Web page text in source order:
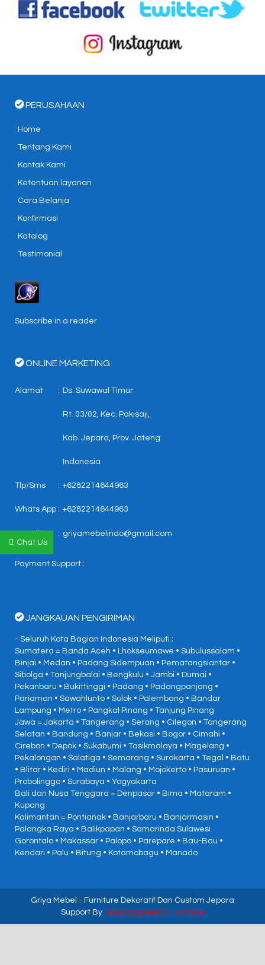
PERUSAHAAN
Home
Tentang Kami
Kontak Kami
Ketentuan layanan
Cara Belanja
Konfirmasi
Katalog
Testimonial
Subscribe in a reader
ONLINE MARKETING
Alamat : Ds. Suwawal Timur
Rt. 03/02, Kec. Pakisaji,
Kab. Jepara, Prov. Jateng
Indonesia
Tlp/Sms : +6282214644963
Whats App : +6282214644963
: griyamebelindo@gmail.com
Payment Support :
JANGKAUAN PENGIRIMAN
- Seluruh Kota Bagian Indonesia Meliputi ;
Sumatera = Banda Aceh • Lhokseumawe • Subulussalam •
Binjai • Medan • Padang Sidempuan • Pematangsiantar •
Sibolga • Tanjungbalai • Bengkulu • Jambi • Dumai •
Pekanbaru • Bukittinggi • Padang • Padangpanjang •
Pariaman • Sawahlunto • Solok • Palembang • Bandar
Lampung • Metro • Pangkal Pinang • Tanjung Pinang
Jawa = Jakarta • Tangerang • Serang • Cilegon • Tangerang
Selatan • Bandung • Banjar • Bekasi • Bogor • Cimahi •
Cirebon • Depok • Sukabumi • Tasikmalaya • Magelang •
Pekalongan • Salatiga • Semarang • Surakarta • Tegal • Batu
• Blitar • Kediri • Madiun • Malang • Mojokerto • Pasuruan •
Probolinggo • Surabaya • Yogyakarta
Bali dan Nusa Tenggara = Denpasar • Bima • Mataram •
Kupang
Kalimantan = Pontianak • Banjarbaru • Banjarmasin •
Palangka Raya • Balikpapan • Samarinda Sulawesi
Gorontalo • Makassar • Palopo • Parepare • Bau-Bau •
Kendari • Palu • Bitung • Kotamobagu • Manado
Griya Mebel - Furniture Dekoratif Dan Custom Jepara
Support By Teak Indonesian Furniture
Chat Us